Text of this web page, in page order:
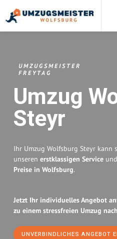
UMZUGSMEISTER
FREYTAG
Umzug
Steyr
Ihr Umzug Wolfsburg Steyr kann
unseren erstklassigen Service
Preise in Wolfsburg.
Jetzt Ihr individuelles Angebot
zu einem stressfreien Umzug
UNVERBINDLICHES ANGEBOT